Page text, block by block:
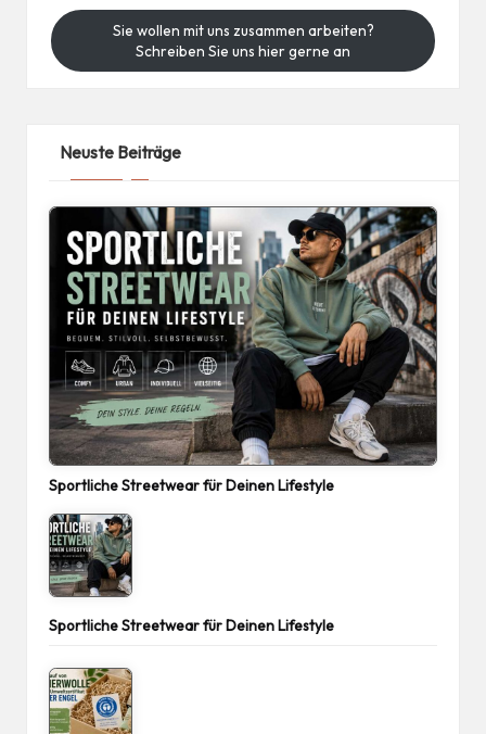
Sie wollen mit uns zusammen arbeiten?
Schreiben Sie uns hier gerne an
Neuste Beiträge
Sportliche Streetwear für Deinen Lifestyle
Sportliche Streetwear für Deinen Lifestyle